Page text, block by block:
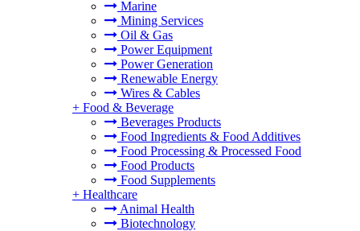
Marine
Mining Services
Oil & Gas
Power Equipment
Power Generation
Renewable Energy
Wires & Cables
+ Food & Beverage
Beverages Products
Food Ingredients & Food Additives
Food Processing & Processed Food
Food Products
Food Supplements
+ Healthcare
Animal Health
Biotechnology